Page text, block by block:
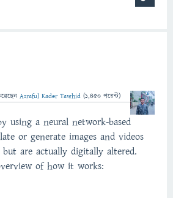
Asraful Kader Tawhid (1,450 পয়েন্ট)
using a neural network-based
or generate images and videos
are actually digitally altered.
of how it works: